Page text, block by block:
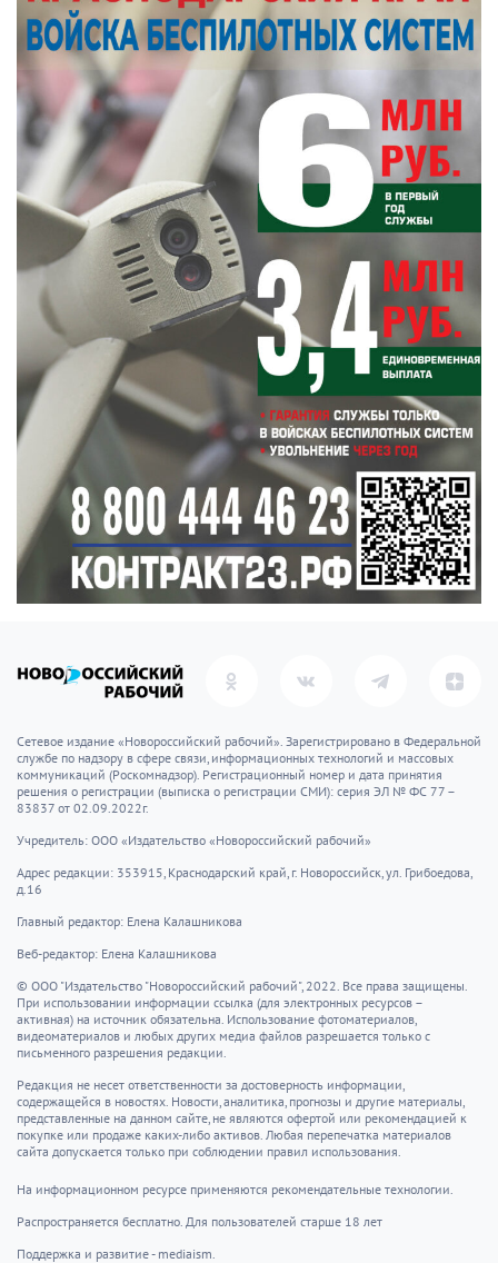
Сетевое издание «Новороссийский рабочий». Зарегистрировано в Федеральной
службе по надзору в сфере связи, информационных технологий и массовых
коммуникаций (Роскомнадзор). Регистрационный номер и дата принятия
решения о регистрации (выписка о регистрации СМИ): серия ЭЛ № ФС 77 –
83837 от 02.09.2022г.
Учредитель: ООО «Издательство «Новороссийский рабочий»
Адрес редакции: 353915, Краснодарский край, г. Новороссийск, ул. Грибоедова,
д.16
Главный редактор: Елена Калашникова
Веб-редактор: Елена Калашникова
© ООО "Издательство "Новороссийский рабочий", 2022. Все права защищены.
При использовании информации ссылка (для электронных ресурсов –
активная) на источник обязательна. Использование фотоматериалов,
видеоматериалов и любых других медиа файлов разрешается только с
письменного разрешения редакции.
Редакция не несет ответственности за достоверность информации,
содержащейся в новостях. Новости, аналитика, прогнозы и другие материалы,
представленные на данном сайте, не являются офертой или рекомендацией к
покупке или продаже каких-либо активов. Любая перепечатка материалов
сайта допускается только при соблюдении правил использования.
На информационном ресурсе применяются рекомендательные технологии.
Распространяется бесплатно. Для пользователей старше 18 лет
Поддержка и развитие - mediaism.